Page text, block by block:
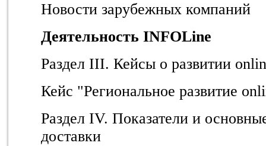
Новости зарубежных компаний
Деятельность INFOLine
Раздел III. Кейсы о развитии
Кейс "Региональное развитие
Раздел IV. Показатели и
доставки